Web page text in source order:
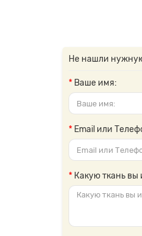
Не нашли
Ваше имя:
Email или
Какую ткань вы